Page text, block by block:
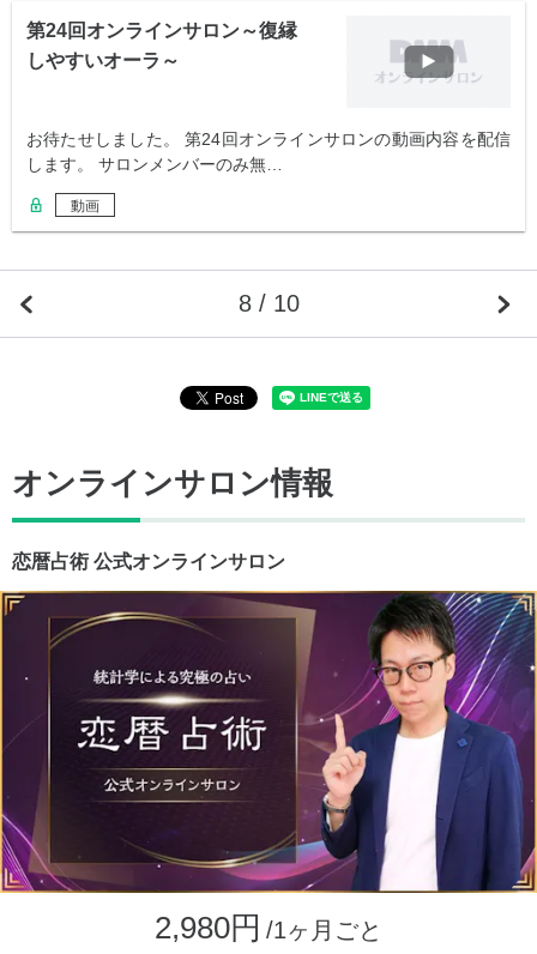
第24回オンラインサロン～復縁
しやすいオーラ～
お待たせしました。 第24回オンラインサロンの動画内容を配信
します。 サロンメンバーのみ無…
動画
8 / 10
オンラインサロン情報
恋暦占術 公式オンラインサロン
2,980円 /1ヶ月ごと